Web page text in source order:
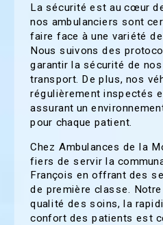
La sécurité est au cœur
nos ambulanciers sont
faire face à une variété
Nous suivons des
garantir la sécurité de
transport. De plus, nos
régulièrement inspectés
assurant un
pour chaque patient.
Chez Ambulances de la
fiers de servir la
François en offrant des
de première classe.
qualité des soins, la
confort des patients est